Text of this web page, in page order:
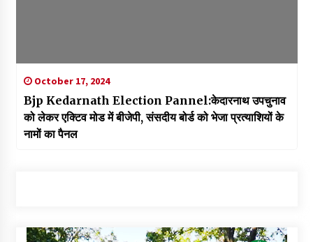
October 17, 2024
Bjp Kedarnath Election Pannel:केदारनाथ उपचुनाव
को लेकर एक्टिव मोड में बीजेपी, संसदीय बोर्ड को भेजा प्रत्याशियों के
नामों का पैनल